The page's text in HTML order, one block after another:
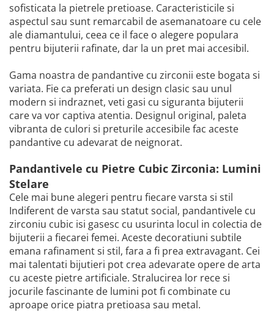
sofisticata la pietrele pretioase. Caracteristicile si
aspectul sau sunt remarcabil de asemanatoare cu cele
ale diamantului, ceea ce il face o alegere populara
pentru bijuterii rafinate, dar la un pret mai accesibil.
Gama noastra de pandantive cu zirconii este bogata si
variata. Fie ca preferati un design clasic sau unul
modern si indraznet, veti gasi cu siguranta bijuterii
care va vor captiva atentia. Designul original, paleta
vibranta de culori si preturile accesibile fac aceste
pandantive cu adevarat de neignorat.
Pandantivele cu Pietre Cubic Zirconia: Lumini
Stelare
Cele mai bune alegeri pentru fiecare varsta si stil
Indiferent de varsta sau statut social, pandantivele cu
zirconiu cubic isi gasesc cu usurinta locul in colectia de
bijuterii a fiecarei femei. Aceste decoratiuni subtile
emana rafinament si stil, fara a fi prea extravagant. Cei
mai talentati bijutieri pot crea adevarate opere de arta
cu aceste pietre artificiale. Stralucirea lor rece si
jocurile fascinante de lumini pot fi combinate cu
aproape orice piatra pretioasa sau metal.